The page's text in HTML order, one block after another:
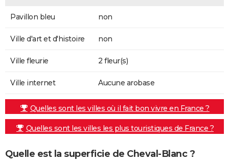
Pavillon bleu non
Ville d'art et d'histoire non
Ville fleurie 2 fleur(s)
Ville internet Aucune arobase
Quelles sont les villes où il fait bon vivre en France ?
Quelles sont les villes les plus touristiques de France ?
Quelle est la superficie de Cheval-Blanc ?